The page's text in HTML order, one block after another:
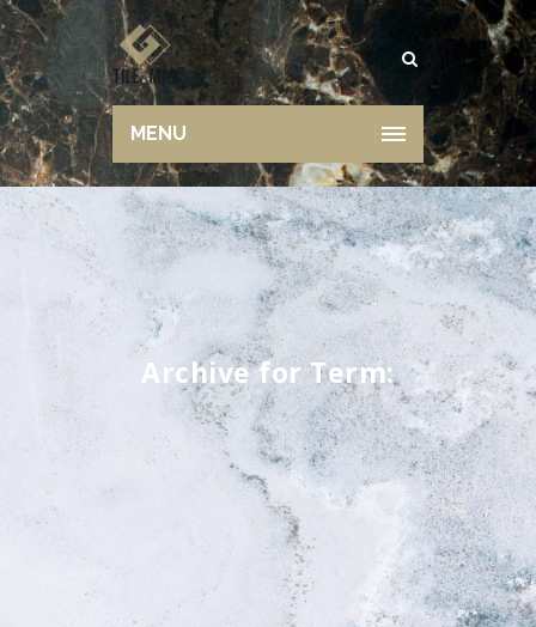
MENU
Archive for Term: